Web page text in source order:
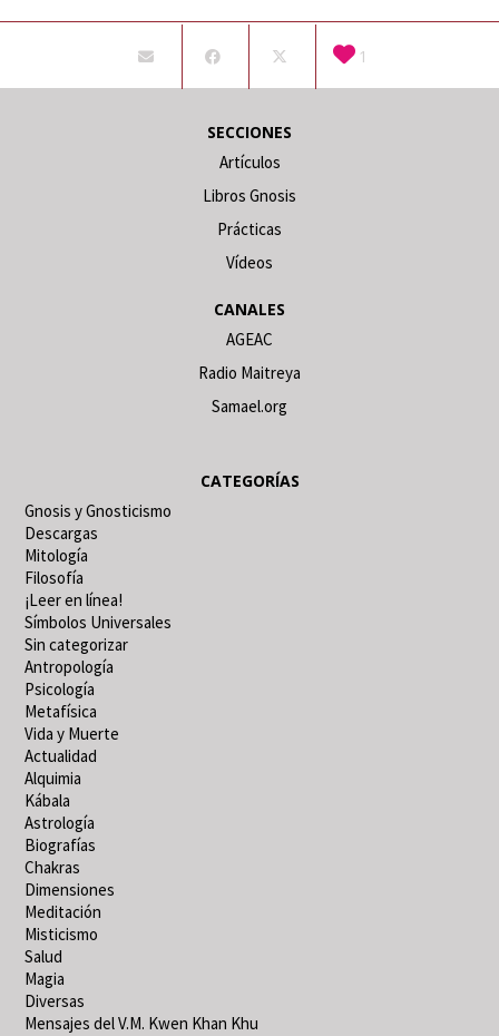
1
SECCIONES
Artículos
Libros Gnosis
Prácticas
Vídeos
CANALES
AGEAC
Radio Maitreya
Samael.org
CATEGORÍAS
Gnosis y Gnosticismo
Descargas
Mitología
Filosofía
¡Leer en línea!
Símbolos Universales
Sin categorizar
Antropología
Psicología
Metafísica
Vida y Muerte
Actualidad
Alquimia
Kábala
Astrología
Biografías
Chakras
Dimensiones
Meditación
Misticismo
Salud
Magia
Diversas
Mensajes del V.M. Kwen Khan Khu